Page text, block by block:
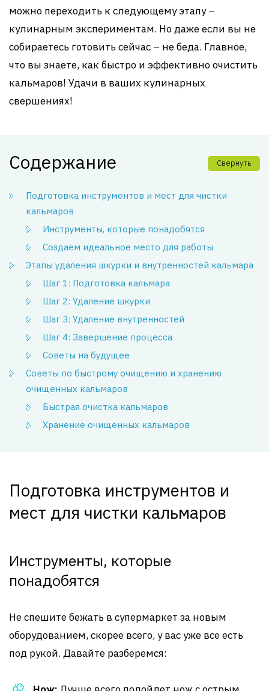
можно переходить к следующему этапу –
кулинарным экспериментам. Но даже если вы не
собираетесь готовить сейчас – не беда. Главное,
что вы знаете, как быстро и эффективно очистить
кальмаров! Удачи в ваших кулинарных
свершениях!
Содержание Свернуть
Подготовка инструментов и мест для чистки
кальмаров
Инструменты, которые понадобятся
Создаем идеальное место для работы
Этапы удаления шкурки и внутренностей кальмара
Шаг 1: Подготовка кальмара
Шаг 2: Удаление шкурки
Шаг 3: Удаление внутренностей
Шаг 4: Завершение процесса
Советы на будущее
Советы по быстрому очищению и хранению
очищенных кальмаров
Быстрая очистка кальмаров
Хранение очищенных кальмаров
Подготовка инструментов и
мест для чистки кальмаров
Инструменты, которые
понадобятся
Не спешите бежать в супермаркет за новым
оборудованием, скорее всего, у вас уже все есть
под рукой. Давайте разберемся: